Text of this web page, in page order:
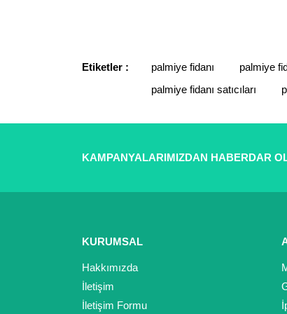
Ürün fiyatı diğer sitelerden daha pahalı.
Etiketler : palmiye fidanı palmiye
palmiye fidanı satıcıları
KAMPANYALARIMIZDAN HABERDAR
KURUMSAL
Hakkımızda
İletişim
İletişim Formu